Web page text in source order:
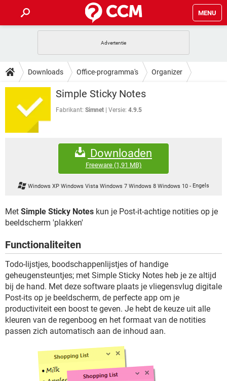
MENU
INSTAGRAM WINDOWS 10
CORONAVIRUS
GRATIS SNAPCHAT
HOW-TO
VIDEOBELLEN
INSTAGRAM
NETFLIX
VIDEOBELLEN GAMES
INSTAGRAM
CORONAVIRUS
SNAPCHAT
FORUM
WINDOWS 10
CORONAVIRUS
GRATIS SNAPCHAT
GAMES
GRATIS SNAPCHAT
Downloads Office-programma's Organizer
Simple Sticky Notes
Fabrikant: Simnet Versie: 4.9.5
Downloaden
Freeware(1,91 MB)
Windows XP Windows Vista Windows 7 Windows 8 Windows 10- Engels
Met Simple Sticky Notes kun je Post-it-achtige notities op je
beeldscherm 'plakken'
Functionaliteiten
Todo-lijstjes, boodschappenlijstjes of handige
geheugensteuntjes; met Simple Sticky Notes heb je ze altijd
bij de hand. Met deze software plaats je vliegensvlug digitale
Post-its op je beeldscherm, de perfecte app om je
productiviteit een boost te geven. Je hebt de keuze uit alle
kleuren van de regenboog en het formaat van de notities
passen zich automatisch aan de inhoud aan.